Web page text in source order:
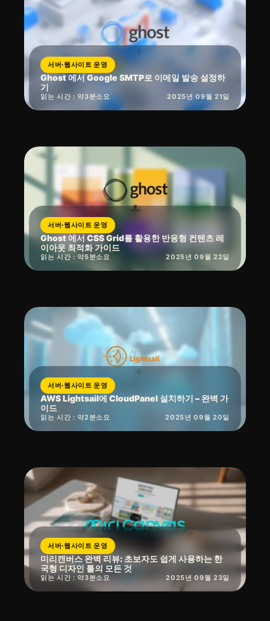
서버·웹사이트 운영
Ghost 에서 Google SMTP로 이메일 발송 설정하
기
읽는 시간 : 약3분소요 2025년 09월 21일
서버·웹사이트 운영
Ghost 에서 CSS Grid를 활용한 반응형 컨텐츠 레
이아웃 최적화 가이드
읽는 시간 : 약5분소요 2025년 09월 22일
서버·웹사이트 운영
AWS Lightsail에 CloudPanel 설치하기 – 완벽 가
이드
읽는 시간 : 약2분소요 2025년 09월 20일
서버·웹사이트 운영
미리캔버스 완벽 리뷰: 초보자도 쉽게 사용하는 한
국형 디자인 툴의 모든 것
읽는 시간 : 약3분소요 2025년 09월 23일